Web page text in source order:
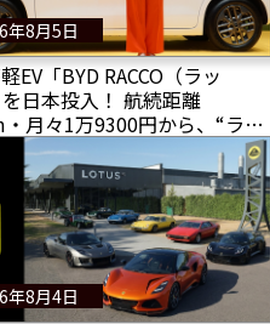
年8月5日
EV「BYD RACCO（ラッ
日本投入！ 航続距離
月々1万9300円から、“ラッ
軽EV市場に本格参入
年8月4日